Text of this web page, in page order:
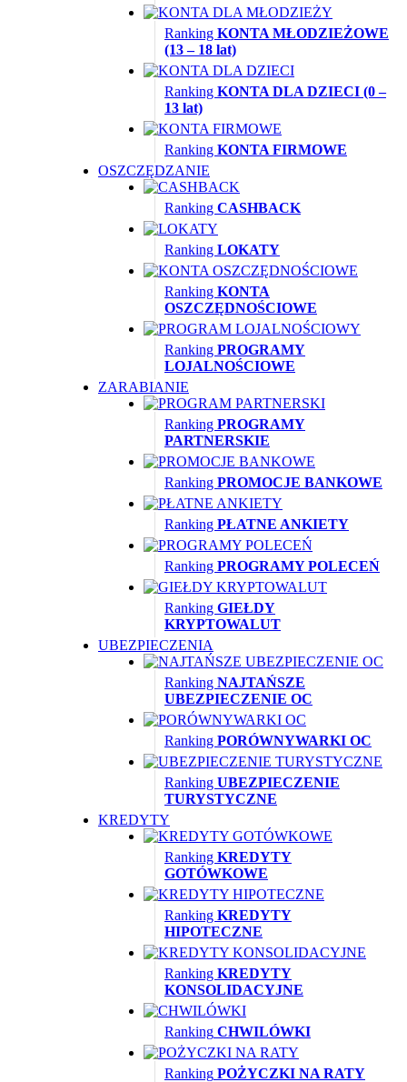
Ranking KONTA MŁODZIEŻOWE
(13 – 18 lat)
Ranking KONTA DLA DZIECI (0 –
13 lat)
Ranking KONTA FIRMOWE
OSZCZĘDZANIE
Ranking CASHBACK
Ranking LOKATY
Ranking KONTA
OSZCZĘDNOŚCIOWE
Ranking PROGRAMY
LOJALNOŚCIOWE
ZARABIANIE
Ranking PROGRAMY
PARTNERSKIE
Ranking PROMOCJE BANKOWE
Ranking PŁATNE ANKIETY
Ranking PROGRAMY POLECEŃ
Ranking GIEŁDY
KRYPTOWALUT
UBEZPIECZENIA
Ranking NAJTAŃSZE
UBEZPIECZENIE OC
Ranking PORÓWNYWARKI OC
Ranking UBEZPIECZENIE
TURYSTYCZNE
KREDYTY
Ranking KREDYTY
GOTÓWKOWE
Ranking KREDYTY
HIPOTECZNE
Ranking KREDYTY
KONSOLIDACYJNE
Ranking CHWILÓWKI
Ranking POŻYCZKI NA RATY